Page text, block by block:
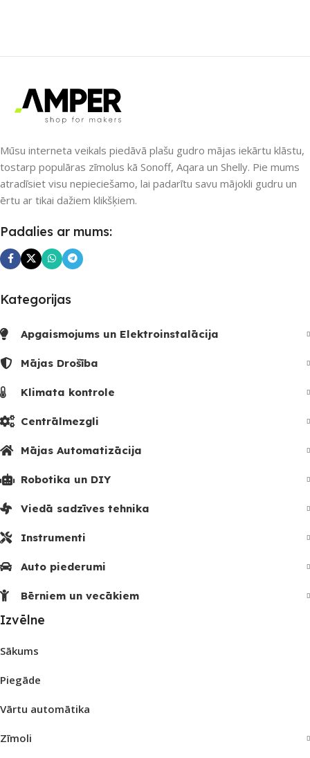
PIEEJAMS UZREIZ
Nē
UZREIZ PIEEJAMAIS
SKAITS
UZREIZ PIEEJAMAIS
SKAITS
Mūsu interneta veikals piedāvā plašu gudro mājas iekārtu klāstu,
tostarp populāras zīmolus kā Sonoff, Aqara un Shelly. Pie mums
atradīsiet visu nepieciešamo, lai padarītu savu mājokli gudru un
ērtu ar tikai dažiem klikšķiem.
Padalies ar mums:
Kategorijas
Apgaismojums un Elektroinstalācija
Mājas Drošība
Klimata kontrole
Centrālmezgli
Mājas Automatizācija
Robotika un DIY
Viedā sadzīves tehnika
Instrumenti
Auto piederumi
Bērniem un vecākiem
Izvēlne
Sākums
Piegāde
Vārtu automātika
Zīmoli